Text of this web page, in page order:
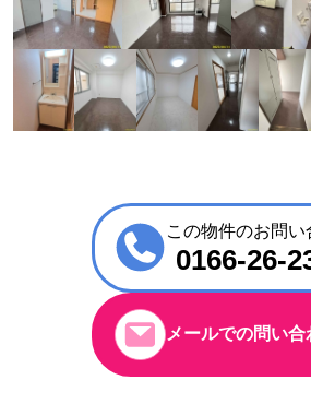
この物件のお問い
0166-26-
メールでの問い合